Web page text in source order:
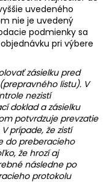
uvedeného
nie je uvedený
podmienky sa
pri výbere
zásielku pred
listu). V
nezistí
doklad a zásielku
potvrdzuje prevzatie
prípade, že zistí
do preberacieho
že hrozí aj
následne po
protokolu